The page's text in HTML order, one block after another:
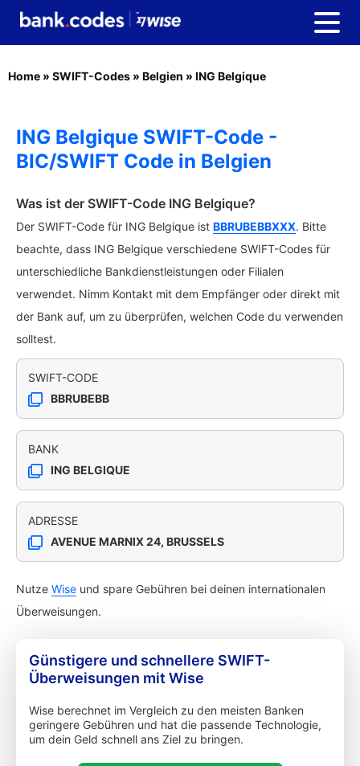
Home » SWIFT-Codes » Belgien » ING Belgique
ING Belgique SWIFT-Code -
BIC/SWIFT Code in Belgien
Was ist der SWIFT-Code ING Belgique?
Der SWIFT-Code für ING Belgique ist BBRUBEBBXXX. Bitte
beachte, dass ING Belgique verschiedene SWIFT-Codes für
unterschiedliche Bankdienstleistungen oder Filialen
verwendet. Nimm Kontakt mit dem Empfänger oder direkt mit
der Bank auf, um zu überprüfen, welchen Code du verwenden
solltest.
SWIFT-CODE
BBRUBEBB
BANK
ING BELGIQUE
ADRESSE
AVENUE MARNIX 24, BRUSSELS
Nutze Wise und spare Gebühren bei deinen internationalen
Überweisungen.
Günstigere und schnellere SWIFT-
Überweisungen mit Wise
Wise berechnet im Vergleich zu den meisten Banken
geringere Gebühren und hat die passende Technologie,
um dein Geld schnell ans Ziel zu bringen.